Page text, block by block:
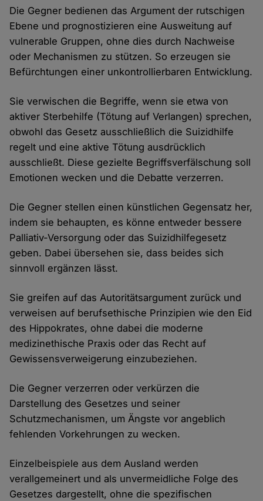
Die Gegner bedienen das Argument der rutschigen
Ebene und prognostizieren eine Ausweitung auf
vulnerable Gruppen, ohne dies durch Nachweise
oder Mechanismen zu stützen. So erzeugen sie
Befürchtungen einer unkontrollierbaren Entwicklung.
Sie verwischen die Begriffe, wenn sie etwa von
aktiver Sterbehilfe (Tötung auf Verlangen) sprechen,
obwohl das Gesetz ausschließlich die Suizidhilfe
regelt und eine aktive Tötung ausdrücklich
ausschließt. Diese gezielte Begriffsverfälschung soll
Emotionen wecken und die Debatte verzerren.
Die Gegner stellen einen künstlichen Gegensatz her,
indem sie behaupten, es könne entweder bessere
Palliativ-Versorgung oder das Suizidhilfegesetz
geben. Dabei übersehen sie, dass beides sich
sinnvoll ergänzen lässt.
Sie greifen auf das Autoritätsargument zurück und
verweisen auf berufsethische Prinzipien wie den Eid
des Hippokrates, ohne dabei die moderne
medizinethische Praxis oder das Recht auf
Gewissensverweigerung einzubeziehen.
Die Gegner verzerren oder verkürzen die
Darstellung des Gesetzes und seiner
Schutzmechanismen, um Ängste vor angeblich
fehlenden Vorkehrungen zu wecken.
Einzelbeispiele aus dem Ausland werden
verallgemeinert und als unvermeidliche Folge des
Gesetzes dargestellt, ohne die spezifischen